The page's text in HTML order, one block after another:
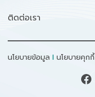
ติดต่อเรา
นโยบายข้อมูล I นโยบายคุกกี้
Facebook